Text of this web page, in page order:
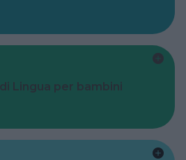
Lingua per bambini